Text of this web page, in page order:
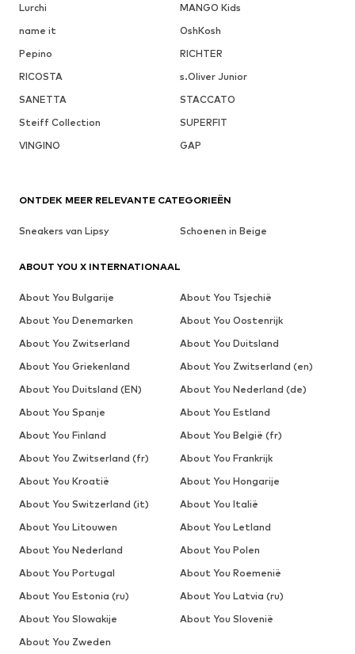
Lurchi
MANGO Kids
name it
OshKosh
Pepino
RICHTER
RICOSTA
s.Oliver Junior
SANETTA
STACCATO
Steiff Collection
SUPERFIT
VINGINO
GAP
ONTDEK MEER RELEVANTE CATEGORIEËN
Sneakers van Lipsy Schoenen in Beige
ABOUT YOU X INTERNATIONAAL
About You Bulgarije
About You Tsjechië
About You Denemarken
About You Oostenrijk
About You Zwitserland
About You Duitsland
About You Griekenland
About You Zwitserland (en)
About You Duitsland (EN)
About You Nederland (de)
About You Spanje
About You Estland
About You Finland
About You België (fr)
About You Zwitserland (fr)
About You Frankrijk
About You Kroatië
About You Hongarije
About You Switzerland (it)
About You Italië
About You Litouwen
About You Letland
About You Nederland
About You Polen
About You Portugal
About You Roemenië
About You Estonia (ru)
About You Latvia (ru)
About You Slowakije
About You Slovenië
About You Zweden